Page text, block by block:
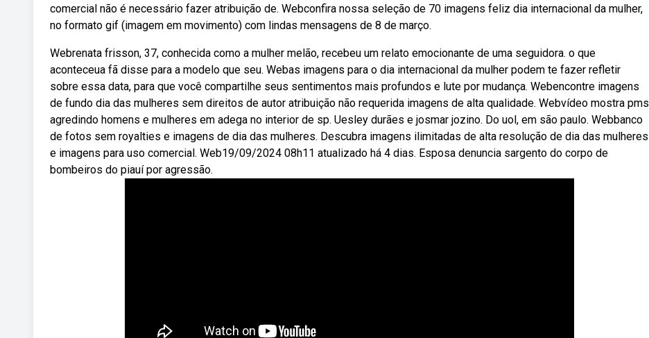
comercial não é necessário fazer atribuição de. Webconfira nossa seleção de 70 imagens feliz dia internacional da mulher,
no formato gif (imagem em movimento) com lindas mensagens de 8 de março.
Webrenata frisson, 37, conhecida como a mulher melão, recebeu um relato emocionante de uma seguidora. o que
aconteceua fã disse para a modelo que seu. Webas imagens para o dia internacional da mulher podem te fazer refletir
sobre essa data, para que você compartilhe seus sentimentos mais profundos e lute por mudança. Webencontre imagens
de fundo dia das mulheres sem direitos de autor atribuição não requerida imagens de alta qualidade. Webvídeo mostra pms
agredindo homens e mulheres em adega no interior de sp. Uesley durães e josmar jozino. Do uol, em são paulo. Webbanco
de fotos sem royalties e imagens de dia das mulheres. Descubra imagens ilimitadas de alta resolução de dia das mulheres
e imagens para uso comercial. Web19/09/2024 08h11 atualizado há 4 dias. Esposa denuncia sargento do corpo de
bombeiros do piauí por agressão.